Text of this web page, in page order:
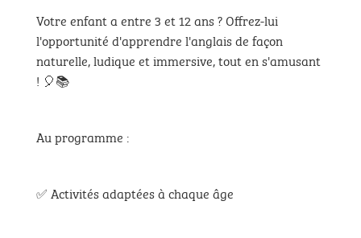
Votre enfant a entre 3 et 12 ans ? Offrez-lui
l'opportunité d'apprendre l'anglais de façon
naturelle, ludique et immersive, tout en s'amusant
! 🎈📚
Au programme :
✅ Activités adaptées à chaque âge